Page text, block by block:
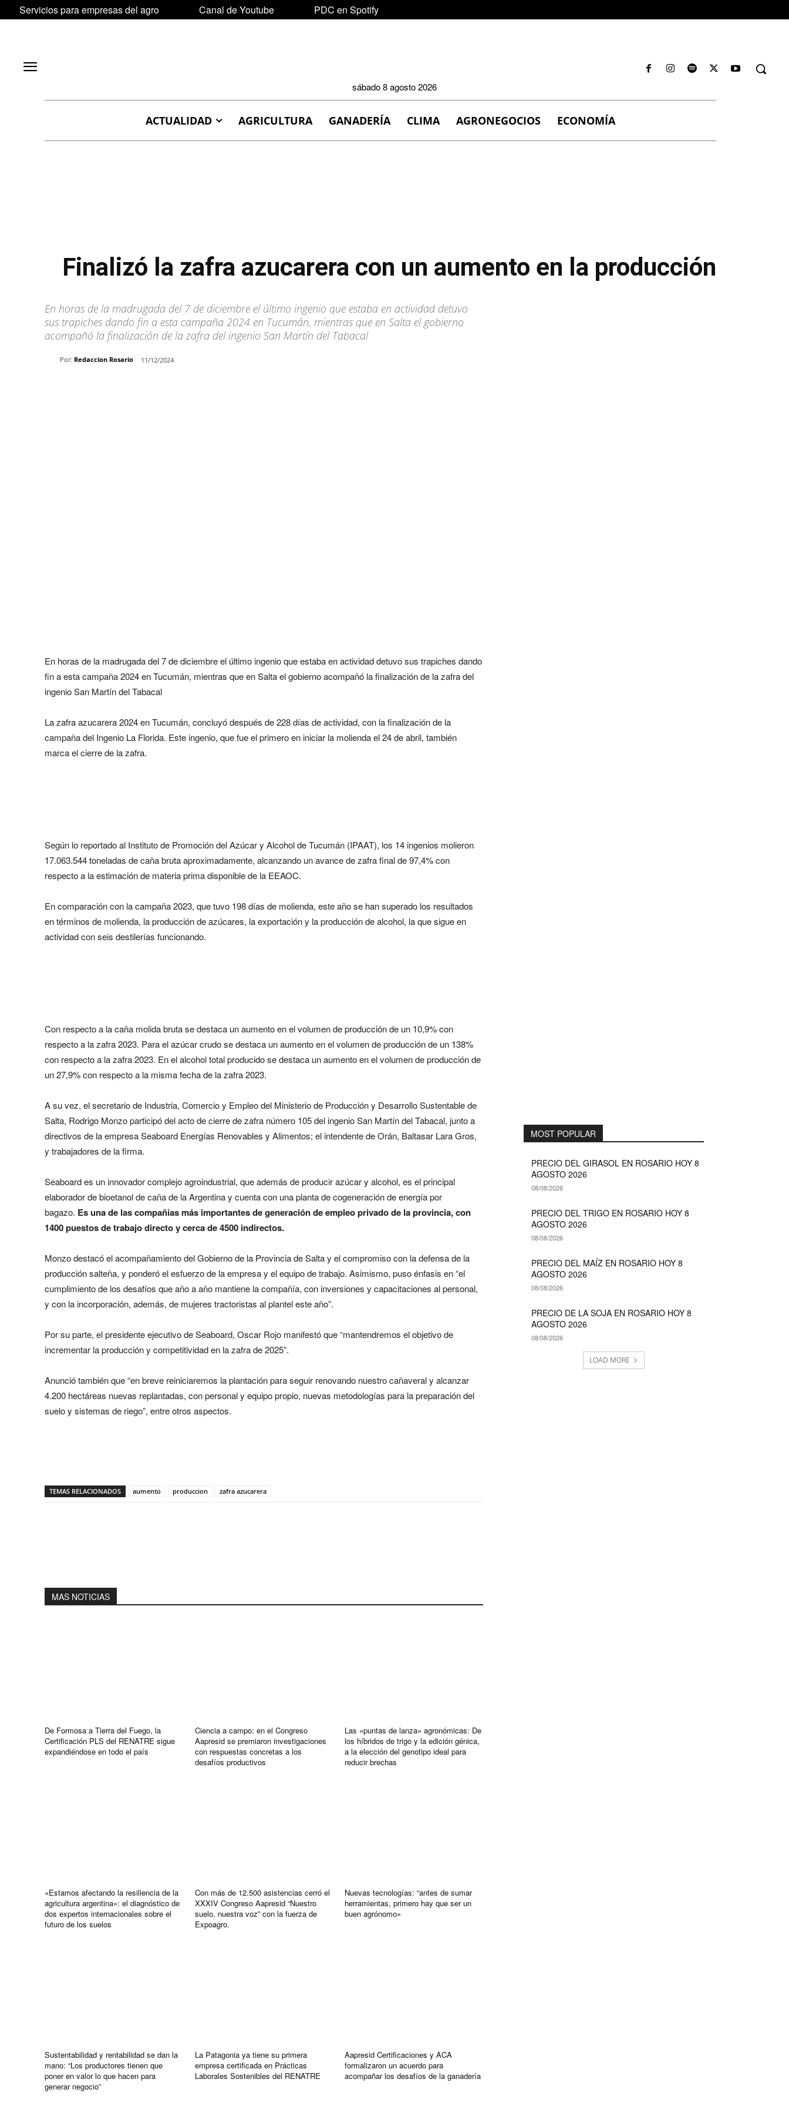
Servicios para empresas del agro Canal de Youtube PDC en Spotify
sábado 8 agosto 2026
ACTUALIDAD AGRICULTURA GANADERÍA CLIMA AGRONEGOCIOS ECONOMÍA
Finalizó la zafra azucarera con un aumento en la producción
En horas de la madrugada del 7 de diciembre el último ingenio que estaba en actividad detuvo
sus trapiches dando fin a esta campaña 2024 en Tucumán, mientras que en Salta el gobierno
acompañó la finalización de la zafra del ingenio San Martín del Tabacal
Por: Redaccion Rosario 11/12/2024
En horas de la madrugada del 7 de diciembre el último ingenio que estaba en actividad detuvo sus trapiches dando
fin a esta campaña 2024 en Tucumán, mientras que en Salta el gobierno acompañó la finalización de la zafra del
ingenio San Martín del Tabacal
La zafra azucarera 2024 en Tucumán, concluyó después de 228 días de actividad, con la finalización de la
campaña del Ingenio La Florida. Este ingenio, que fue el primero en iniciar la molienda el 24 de abril, también
marca el cierre de la zafra.
Según lo reportado al Instituto de Promoción del Azúcar y Alcohol de Tucumán (IPAAT), los 14 ingenios molieron
17.063.544 toneladas de caña bruta aproximadamente, alcanzando un avance de zafra final de 97,4% con
respecto a la estimación de materia prima disponible de la EEAOC.
En comparación con la campaña 2023, que tuvo 198 días de molienda, este año se han superado los resultados
en términos de molienda, la producción de azúcares, la exportación y la producción de alcohol, la que sigue en
actividad con seis destilerías funcionando.
Con respecto a la caña molida bruta se destaca un aumento en el volumen de producción de un 10,9% con
respecto a la zafra 2023. Para el azúcar crudo se destaca un aumento en el volumen de producción de un 138%
con respecto a la zafra 2023. En el alcohol total producido se destaca un aumento en el volumen de producción de
un 27,9% con respecto a la misma fecha de la zafra 2023.
A su vez, el secretario de Industria, Comercio y Empleo del Ministerio de Producción y Desarrollo Sustentable de
Salta, Rodrigo Monzo participó del acto de cierre de zafra número 105 del ingenio San Martín del Tabacal, junto a
directivos de la empresa Seaboard Energías Renovables y Alimentos; el intendente de Orán, Baltasar Lara Gros,
y trabajadores de la firma.
Seaboard es un innovador complejo agroindustrial, que además de producir azúcar y alcohol, es el principal
elaborador de bioetanol de caña de la Argentina y cuenta con una planta de cogeneración de energía por
bagazo. Es una de las compañías más importantes de generación de empleo privado de la provincia, con
1400 puestos de trabajo directo y cerca de 4500 indirectos.
Monzo destacó el acompañamiento del Gobierno de la Provincia de Salta y el compromiso con la defensa de la
producción salteña, y ponderó el esfuerzo de la empresa y el equipo de trabajo. Asimismo, puso énfasis en “el
cumplimiento de los desafíos que año a año mantiene la compañía, con inversiones y capacitaciones al personal,
y con la incorporación, además, de mujeres tractoristas al plantel este año”.
Por su parte, el presidente ejecutivo de Seaboard, Oscar Rojo manifestó que “mantendremos el objetivo de
incrementar la producción y competitividad en la zafra de 2025”.
Anunció también que “en breve reiniciaremos la plantación para seguir renovando nuestro cañaveral y alcanzar
4.200 hectáreas nuevas replantadas, con personal y equipo propio, nuevas metodologías para la preparación del
suelo y sistemas de riego”, entre otros aspectos.
TEMAS RELACIONADOS aumento produccion zafra azucarera
MAS NOTICIAS
De Formosa a Tierra del Fuego, la
Certificación PLS del RENATRE sigue
expandiéndose en todo el país
Ciencia a campo: en el Congreso
Aapresid se premiaron investigaciones
con respuestas concretas a los
desafíos productivos
Las «puntas de lanza» agronómicas: De
los híbridos de trigo y la edición génica,
a la elección del genotipo ideal para
reducir brechas
«Estamos afectando la resiliencia de la
agricultura argentina»: el diagnóstico de
dos expertos internacionales sobre el
futuro de los suelos
Con más de 12.500 asistencias cerró el
XXXIV Congreso Aapresid “Nuestro
suelo, nuestra voz” con la fuerza de
Expoagro.
Nuevas tecnologías: “antes de sumar
herramientas, primero hay que ser un
buen agrónomo»
Sustentabilidad y rentabilidad se dan la
mano: “Los productores tienen que
poner en valor lo que hacen para
generar negocio”
La Patagonia ya tiene su primera
empresa certificada en Prácticas
Laborales Sostenibles del RENATRE
Aapresid Certificaciones y ACA
formalizaron un acuerdo para
acompañar los desafíos de la ganadería
MOST POPULAR
PRECIO DEL GIRASOL EN ROSARIO HOY 8
AGOSTO 2026
08/08/2026
PRECIO DEL TRIGO EN ROSARIO HOY 8
AGOSTO 2026
08/08/2026
PRECIO DEL MAÍZ EN ROSARIO HOY 8
AGOSTO 2026
08/08/2026
PRECIO DE LA SOJA EN ROSARIO HOY 8
AGOSTO 2026
08/08/2026
LOAD MORE